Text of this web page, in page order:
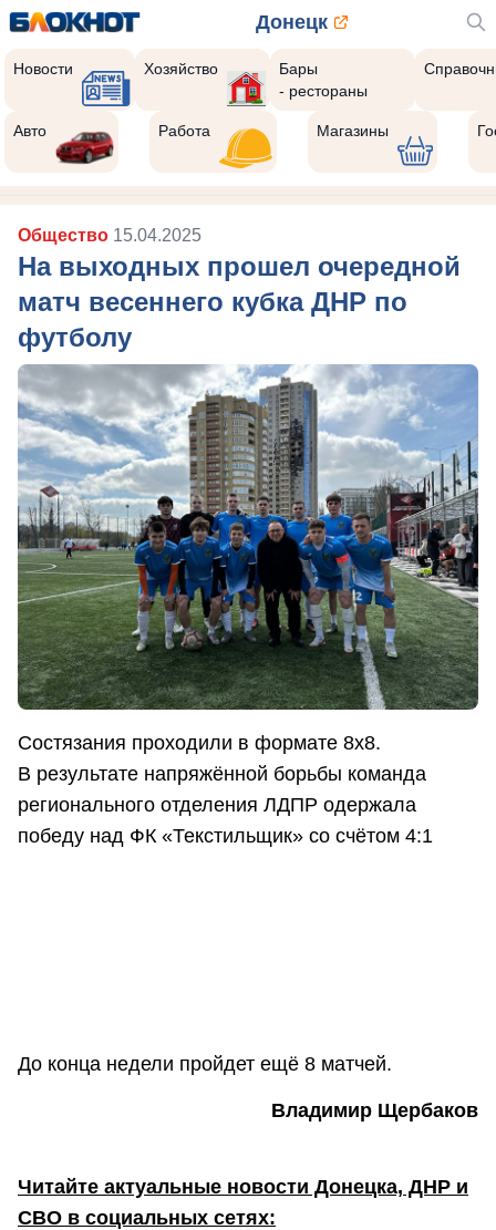
Донецк
Новости Хозяйство
Бары
- рестораны
Авто Работа Магазины
Общество 15.04.2025
На выходных прошел очередной
матч весеннего кубка ДНР по
футболу
Состязания проходили в формате 8х8.
В результате напряжённой борьбы команда
регионального отделения ЛДПР одержала
победу над ФК «Текстильщик» со счётом 4:1
До конца недели пройдет ещё 8 матчей.
Владимир Щербаков
Читайте актуальные новости Донецка, ДНР и
СВО в социальных сетях: